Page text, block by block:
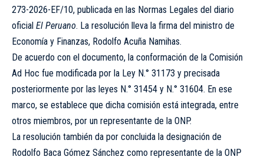
273-2026-EF/10, publicada en las Normas Legales del diario
oficial El Peruano. La resolución lleva la firma del ministro de
Economía y Finanzas, Rodolfo Acuña Namihas.
De acuerdo con el documento, la conformación de la Comisión
Ad Hoc fue modificada por la Ley N.° 31173 y precisada
posteriormente por las leyes N.° 31454 y N.° 31604. En ese
marco, se establece que dicha comisión está integrada, entre
otros miembros, por un representante de la ONP.
La resolución también da por concluida la designación de
Rodolfo Baca Gómez Sánchez como representante de la ONP